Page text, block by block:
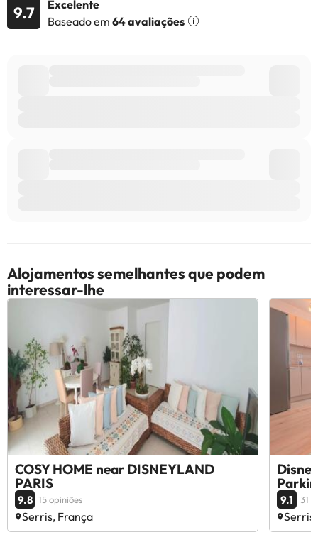
por parte do alojamento. Se tiver alguma dúvida, contacte-nos.
9.7
Excelente
Baseado em 64 avaliações
Alojamentos semelhantes que podem
interessar-lhe
COSY HOME near DISNEYLAND
PARIS
9.8 15 opiniões
Serris, França
9.1 31